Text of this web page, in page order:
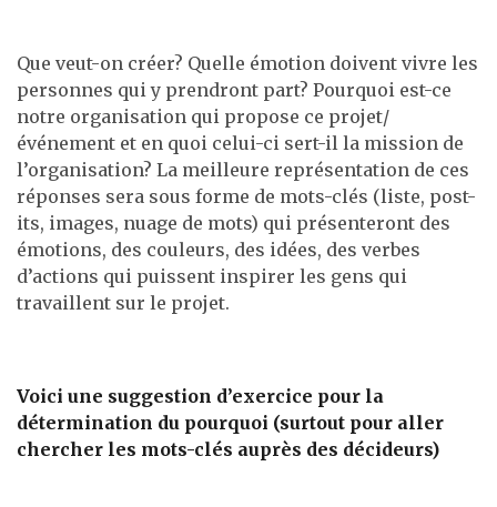
Que veut-on créer? Quelle émotion doivent vivre les
personnes qui y prendront part? Pourquoi est-ce
notre organisation qui propose ce projet/
événement et en quoi celui-ci sert-il la mission de
l’organisation? La meilleure représentation de ces
réponses sera sous forme de mots-clés (liste, post-
its, images, nuage de mots) qui présenteront des
émotions, des couleurs, des idées, des verbes
d’actions qui puissent inspirer les gens qui
travaillent sur le projet.
Voici une suggestion d’exercice pour la
détermination du pourquoi (surtout pour aller
chercher les mots-clés auprès des décideurs)